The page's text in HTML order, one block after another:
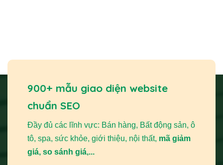
900+ mẫu giao diện website
chuẩn SEO
Đầy đủ các lĩnh vực: Bán hàng, Bất động sản, ô
tô, spa, sức khỏe, giới thiệu, nội thất, mã giảm
giá, so sánh giá,...